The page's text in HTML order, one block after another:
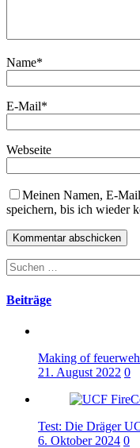
Name*
E-Mail*
Webseite
Meinen Namen, E-
speichern, bis ich wieder
Suchen
nach:
Beiträge
Making of
21. August 2022 0
Test: Die Dräger
6. Oktober 2024 0